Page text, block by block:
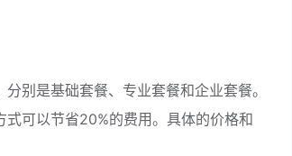
别是基础套餐、专业套餐和企业套餐。
可以节省20%的费用。具体的价格和